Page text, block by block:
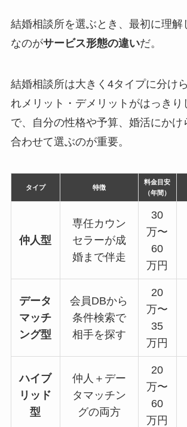
結婚相談所を選ぶとき、最初に理解
なのがサービス形態の違いだ。
結婚相談所は大きく4タイプに分け
れメリット・デメリットがはっきり
で、自分の性格や予算、婚活にかけ
合わせて選ぶのが重要。
タイプ 特徴
料金目安
（年間）
仲人型
専任カウン
セラーが成
婚まで伴走
30
万〜
60
万円
データ
マッチ
ング型
会員DBから
条件検索で
相手を探す
20
万〜
35
万円
ハイブ
リッド
型
仲人＋デー
タマッチン
グの両方
20
万〜
60
万円